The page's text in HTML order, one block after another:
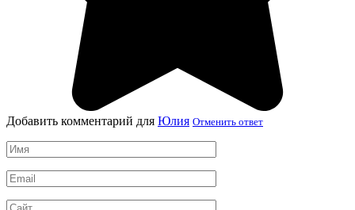
Добавить комментарий для Юлия Отменить ответ
Имя
*
Email
*
Сайт